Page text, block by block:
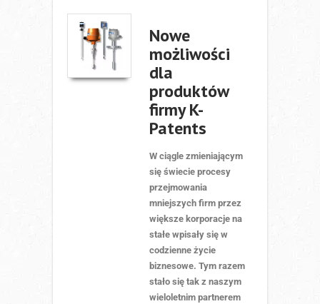
Nowe
możliwości
dla
produktów
firmy K-
Patents
W ciągle zmieniającym
się świecie procesy
przejmowania
mniejszych firm przez
większe korporacje na
stałe wpisały się w
codzienne życie
biznesowe. Tym razem
stało się tak z naszym
wieloletnim partnerem